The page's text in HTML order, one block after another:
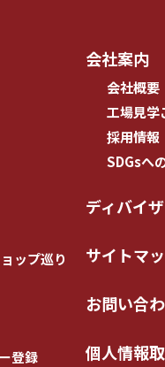
ップ巡り
登録
会社案内
会社概要
工場見学
採用情報
SDGsへ
ディバイ
サイトマ
お問い合
個人情報